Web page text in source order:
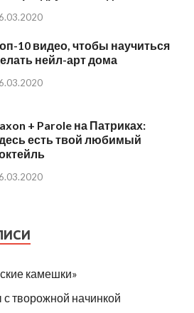
10 видео, чтобы научиться
нейл-арт дома
+ Parole на Патриках:
есть твой любимый
камешки»
творожной начинкой